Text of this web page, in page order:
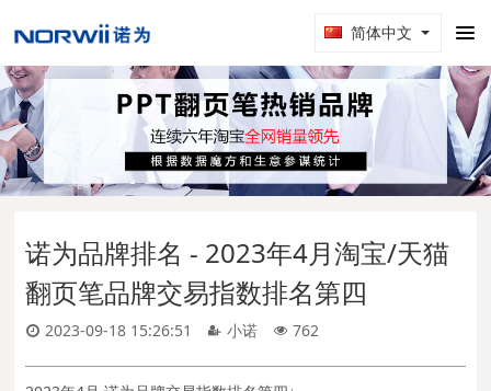
简体中文
诺为品牌排名 - 2023年4月淘宝/天猫
翻页笔品牌交易指数排名第四
2023-09-18 15:26:51 小诺 762